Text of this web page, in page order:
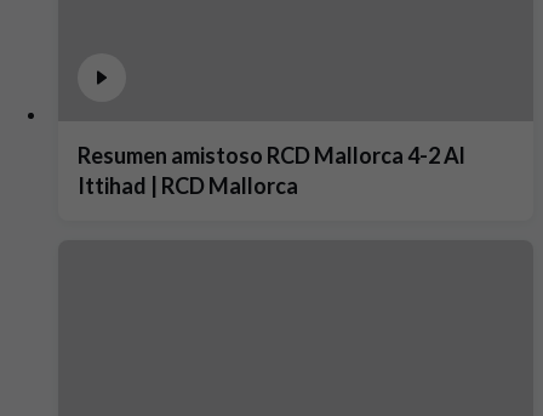
Resumen amistoso RCD Mallorca 4-2 Al
Ittihad | RCD Mallorca